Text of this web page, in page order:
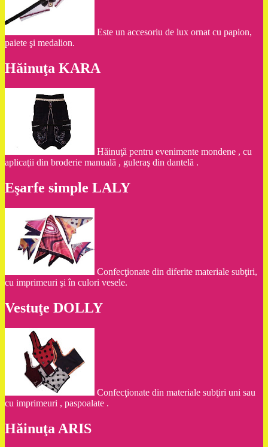
Este un accesoriu de lux ornat cu papion,
paiete şi medalion.
Hăinuţa KARA
Hăinuţă pentru evenimente mondene , cu
aplicaţii din broderie manuală , guleraş din dantelă .
Eşarfe simple LALY
Confecţionate din diferite materiale subţiri,
cu imprimeuri şi în culori vesele.
Vestuţe DOLLY
Confecţionate din materiale subţiri uni sau
cu imprimeuri , paspoalate .
Hăinuţa ARIS